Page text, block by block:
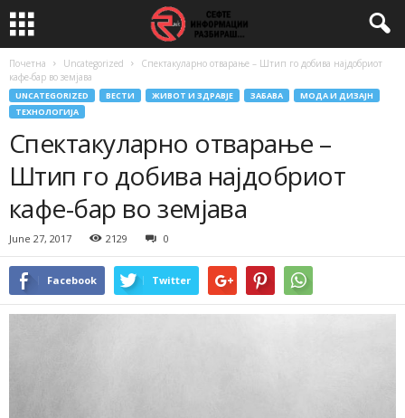
Почетна Uncategorized
Спектакуларно отварање – Штип го добива најдобриот
кафе-бар во земјава
UNCATEGORIZED ВЕСТИ ЖИВОТ И ЗДРАВЈЕ ЗАБАВА
МОДА И ДИЗАЈН
ТЕХНОЛОГИЈА
Спектакуларно отварање –
Штип го добива најдобриот
кафе-бар во земјава
June 27, 2017 2129 0
Facebook Twitter